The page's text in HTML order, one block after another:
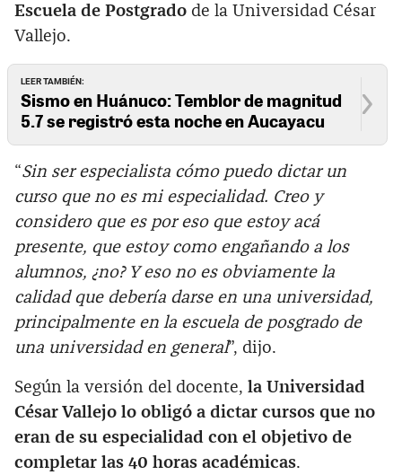
Escuela de Postgrado de la Universidad César
Vallejo.
LEER TAMBIÉN:
Sismo en Huánuco: Temblor de magnitud
5.7 se registró esta noche en Aucayacu
“Sin ser especialista cómo puedo dictar un
curso que no es mi especialidad. Creo y
considero que es por eso que estoy acá
presente, que estoy como engañando a los
alumnos, ¿no? Y eso no es obviamente la
calidad que debería darse en una universidad,
principalmente en la escuela de posgrado de
una universidad en general”, dijo.
Según la versión del docente, la Universidad
César Vallejo lo obligó a dictar cursos que no
eran de su especialidad con el objetivo de
completar las 40 horas académicas.